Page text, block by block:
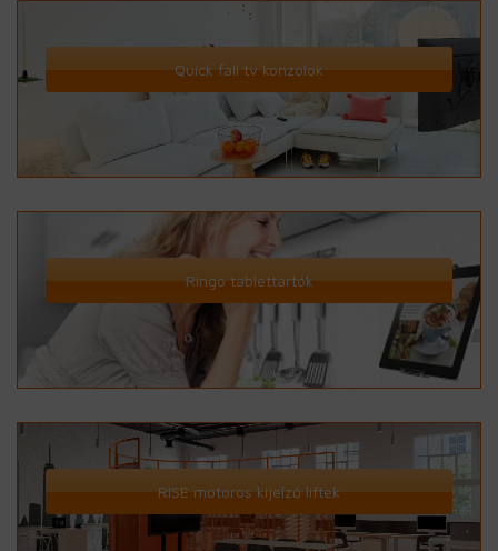
Quick fali tv konzolok
Ringo tablettartók
RISE motoros kijelző liftek